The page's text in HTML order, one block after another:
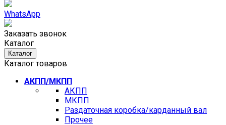
WhatsApp
Заказать звонок
Каталог
Каталог
Каталог товаров
АКПП/МКПП
АКПП
МКПП
Раздаточная коробка/карданный вал
Прочее